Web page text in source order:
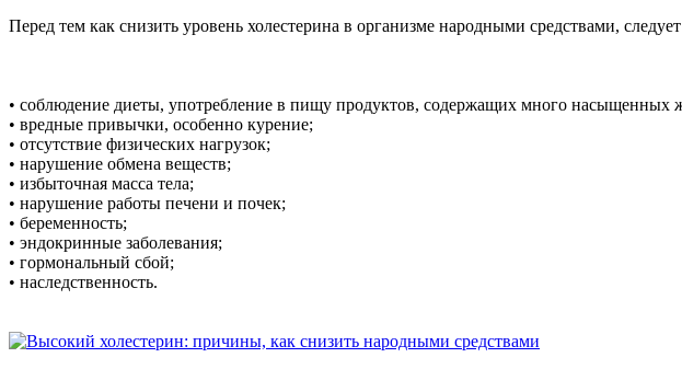
Перед тем как снизить уровень холестерина в организме народными средствами,
• соблюдение диеты, употребление в пищу продуктов, содержащих много насыщенных
• вредные привычки, особенно курение;
• отсутствие физических нагрузок;
• нарушение обмена веществ;
• избыточная масса тела;
• нарушение работы печени и почек;
• беременность;
• эндокринные заболевания;
• гормональный сбой;
• наследственность.